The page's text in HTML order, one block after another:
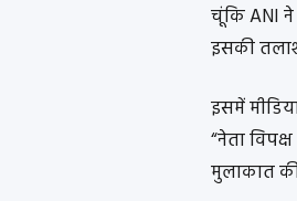
चूंकि ANI
इसकी
इसमें
“नेता
मुलाकात